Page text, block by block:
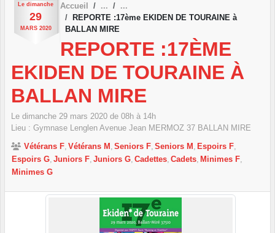
Le dimanche
29
MARS 2020
Accueil
REPORTE :17ème EKIDEN DE TOURAINE à
BALLAN MIRE
REPORTE :17ÈME
EKIDEN DE TOURAINE À
BALLAN MIRE
Le dimanche 29 mars 2020 de 08h à 14h
Lieu : Gymnase Lenglen Avenue Jean MERMOZ 37 BALLAN MIRE
Vétérans F Vétérans M Seniors F Seniors M
Espoirs F
Espoirs G Juniors F Juniors G Cadettes Cadets Minimes F
Minimes G